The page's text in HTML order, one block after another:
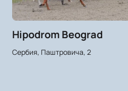
Hipodrom Beograd
Сербия, Паштровича, 2